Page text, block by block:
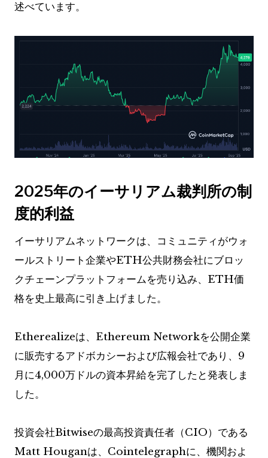
述べています。
2025年のイーサリアム裁判所の制
度的利益
イーサリアムネットワークは、コミュニティがウォ
ールストリート企業やETH公共財務会社にブロッ
クチェーンプラットフォームを売り込み、ETH価
格を史上最高に引き上げました。
Etherealizeは、Ethereum Networkを公開企業
に販売するアドボカシーおよび広報会社であり、9
月に4,000万ドルの資本昇給を完了したと発表しま
した。
投資会社Bitwiseの最高投資責任者（CIO）である
Matt Houganは、Cointelegraphに、機関およ